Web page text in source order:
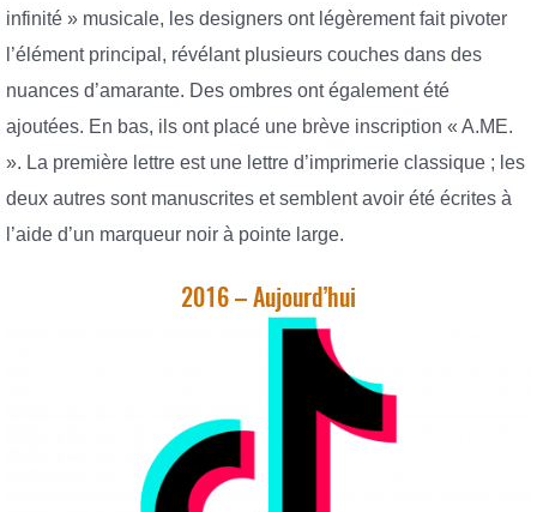
infinité » musicale, les designers ont légèrement fait pivoter
l’élément principal, révélant plusieurs couches dans des
nuances d’amarante. Des ombres ont également été
ajoutées. En bas, ils ont placé une brève inscription « A.ME.
». La première lettre est une lettre d’imprimerie classique ; les
deux autres sont manuscrites et semblent avoir été écrites à
l’aide d’un marqueur noir à pointe large.
2016 – Aujourd’hui